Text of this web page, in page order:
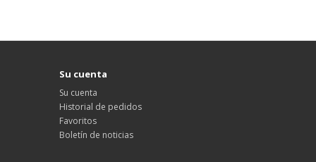
Su cuenta
Su cuenta
Historial de pedidos
Favoritos
Boletín de noticias